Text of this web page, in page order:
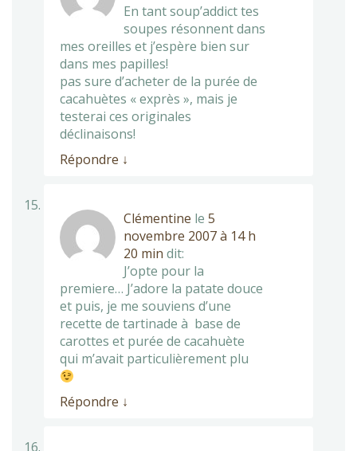
En tant soup’addict tes
soupes résonnent dans
mes oreilles et j’espère bien sur
dans mes papilles!
pas sure d’acheter de la purée de
cacahuètes « exprès », mais je
testerai ces originales
déclinaisons!
Répondre ↓
Clémentine le 5
novembre 2007 à 14 h
20 min dit:
J’opte pour la
premiere… J’adore la patate douce
et puis, je me souviens d’une
recette de tartinade à base de
carottes et purée de cacahuète
qui m’avait particulièrement plu
Répondre ↓